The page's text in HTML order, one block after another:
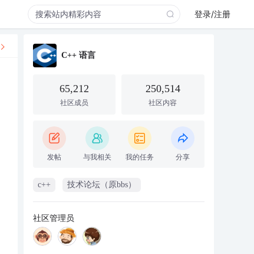
登录/注册
C++ 语言
65,212
社区成员
250,514
社区内容
发帖 与我相关 我的任务 分享
c++ 技术论坛（原bbs）
社区管理员